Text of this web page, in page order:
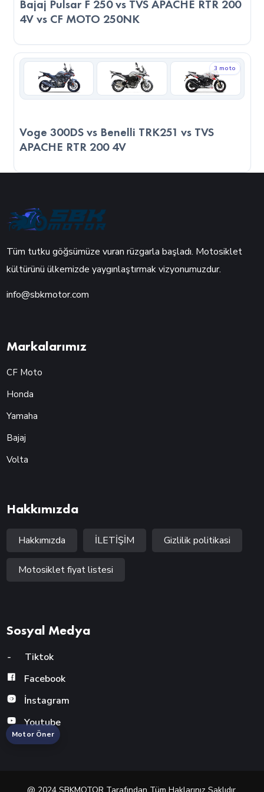
PRO, daha kompakt yapısı ile yeni başlayan sürücüler veya
seçenek sunabilir. Son kararı verirken, sadece teknik verilere
değil, kullanım amacınıza, sürüş alışkanlıklarınıza ve
motosikleti nerede kullanacağınızı göz önünde
bulundurmanız önemlidir.
Bajaj Pulsar F 250 vs TVS APACHE RTR 200
4V vs CF MOTO 250NK
3 moto
Voge 300DS vs Benelli TRK251 vs TVS
APACHE RTR 200 4V
Tüm tutku göğsümüze vuran rüzgarla başladı. Motosiklet
kültürünü ülkemizde yaygınlaştırmak vizyonumuzdur.
info@sbkmotor.com
Markalarımız
CF Moto
Honda
Yamaha
Bajaj
Volta
Hakkımızda
Hakkımızda İLETİŞİM Gizlilik politikasi
Motosiklet fiyat listesi
Sosyal Medya
-
Tiktok
Facebook
İnstagram
Youtube
@ 2024 SBKMOTOR Tarafından Tüm Haklarınız Saklıdır.
Motor Öner